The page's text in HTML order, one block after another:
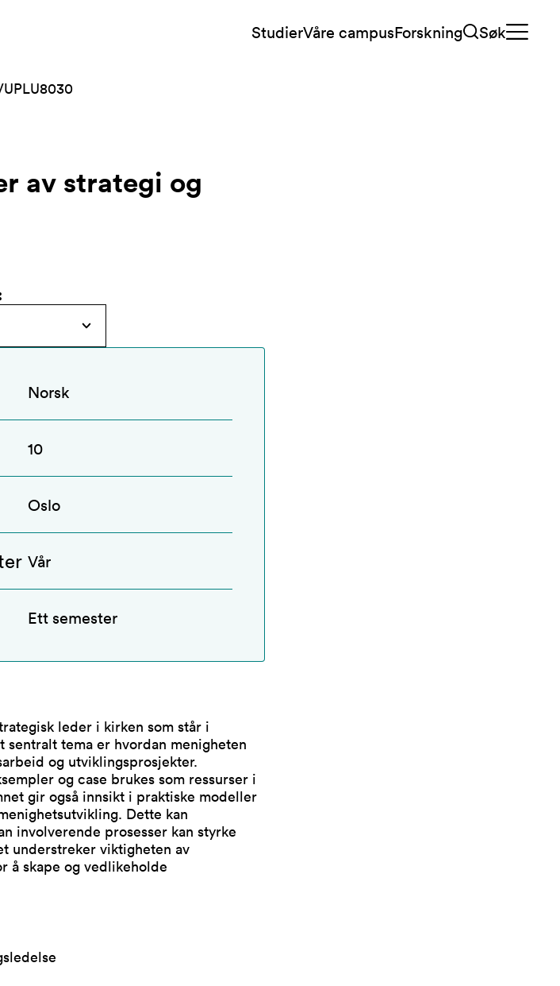
StudierVåre campusForskning Søk
av strategi og
Norsk
10
Oslo
Vår
Ett semester
leder i kirken som står i
sentralt tema er hvordan menigheten
og utviklingsprosjekter.
og case brukes som ressurser i
gir også innsikt i praktiske modeller
Dette kan
involverende prosesser kan styrke
understreker viktigheten av
å skape og vedlikeholde